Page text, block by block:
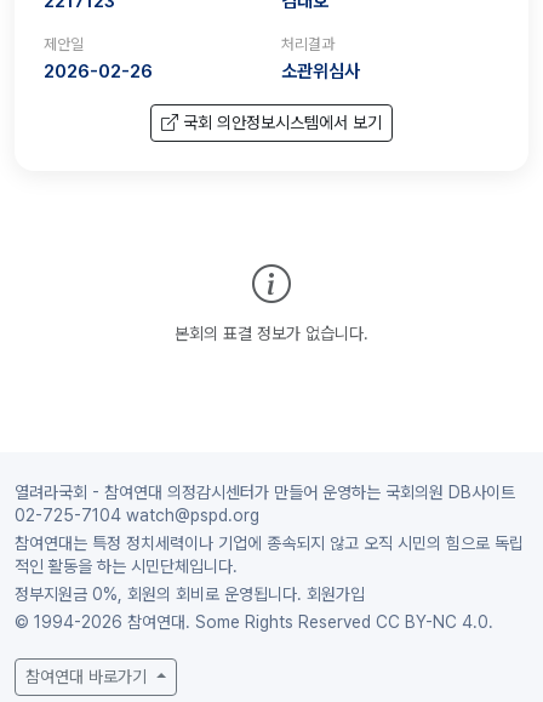
제안일
2026-02-26
처리결과
소관위심사
국회 의안정보시스템에서 보기
본회의 표결 정보가 없습니다.
열려라국회 - 참여연대 의정감시센터가 만들어 운영하는 국회의원 DB사이트
02-725-7104 watch@pspd.org
참여연대는 특정 정치세력이나 기업에 종속되지 않고 오직 시민의 힘으로 독립
적인 활동을 하는 시민단체입니다.
정부지원금 0%, 회원의 회비로 운영됩니다. 회원가입
© 1994-2026 참여연대. Some Rights Reserved CC BY-NC 4.0.
참여연대 바로가기